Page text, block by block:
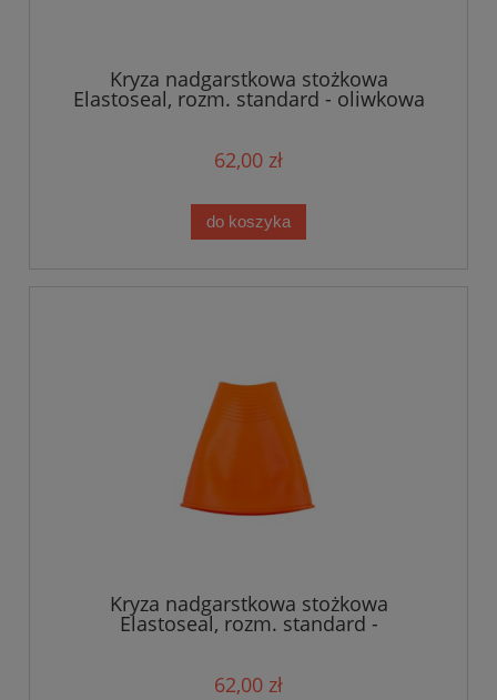
Kryza nadgarstkowa stożkowa
Elastoseal, rozm. standard - oliwkowa
62,00 zł
do koszyka
Kryza nadgarstkowa stożkowa
Elastoseal, rozm. standard -
62,00 zł